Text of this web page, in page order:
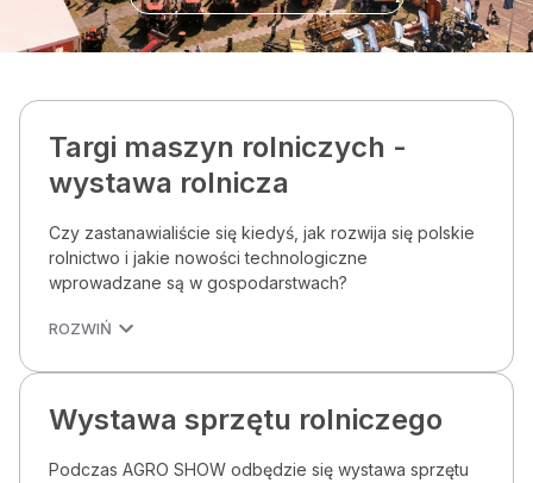
Targi maszyn rolniczych -
wystawa rolnicza
Czy zastanawialiście się kiedyś, jak rozwija się polskie
rolnictwo i jakie nowości technologiczne
wprowadzane są w gospodarstwach?
ROZWIŃ
Wystawa sprzętu rolniczego
Podczas AGRO SHOW odbędzie się wystawa sprzętu